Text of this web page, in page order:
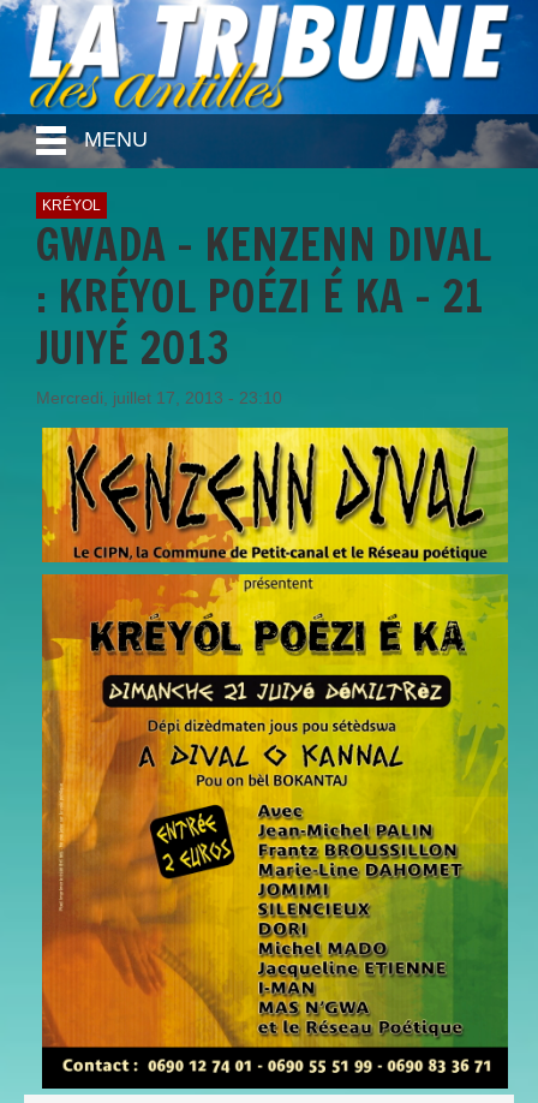
MENU
KRÉYOL
GWADA - KENZENN DIVAL
: KRÉYOL POÉZI É KA - 21
JUIYÉ 2013
Mercredi, juillet 17, 2013 - 23:10